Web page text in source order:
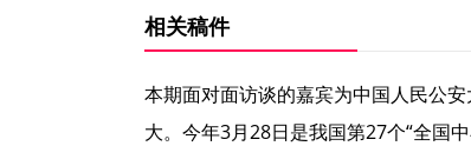
相关稿件
本期面对面访谈的嘉宾为中国人民公
大。今年3月28日是我国第27个“全国